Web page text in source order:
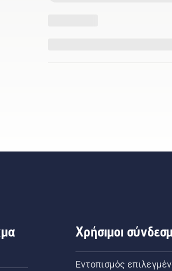
Χρήσιμοι
Εντοπισμός